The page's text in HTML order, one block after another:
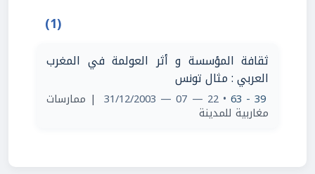
(1)
ثقافة المؤسسة و أثر العولمة في المغرب
العربي : مثال تونس
39 - 63
• 22 — 07 — 31/12/2003 | ممارسات
مغاربية للمدينة